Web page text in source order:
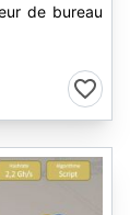
de bureau